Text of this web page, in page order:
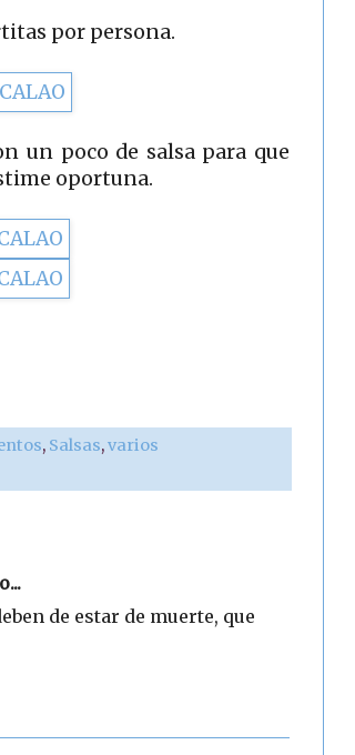
por persona.
un poco de salsa para que
oportuna.
, Salsas,varios
de estar de muerte, que